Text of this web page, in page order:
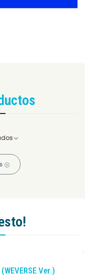
Ver.)